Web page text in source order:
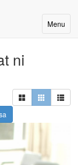
Toggle
Menu
ni